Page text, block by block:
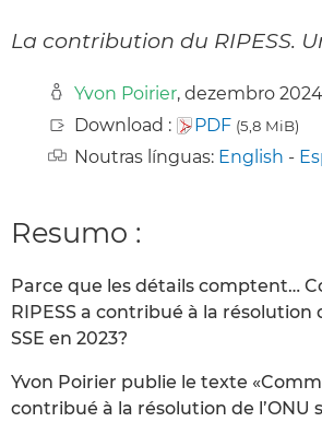
La contribution du RIPESS.
Yvon Poirier, dezembro 2024
Download :
PDF (5,8 MiB)
Noutras línguas: English -
Resumo :
Parce que les détails comptent…
RIPESS a contribué à la résolution
SSE en 2023?
Yvon Poirier publie le texte
contribué à la résolution de l’ONU